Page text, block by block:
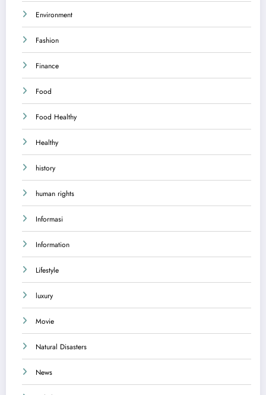
Environment
Fashion
Finance
Food
Food Healthy
Healthy
history
human rights
Informasi
Information
Lifestyle
luxury
Movie
Natural Disasters
News